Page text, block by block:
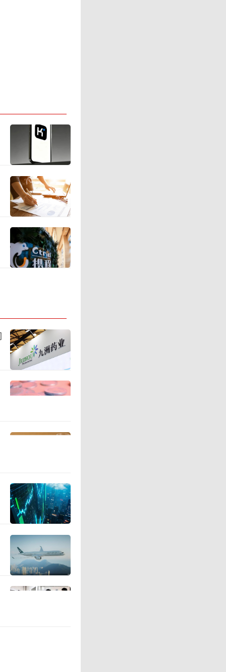
谢伟博
，这一
来更多
市场，
。
合资企
Sacc
新达
定以更
帮助我
前发